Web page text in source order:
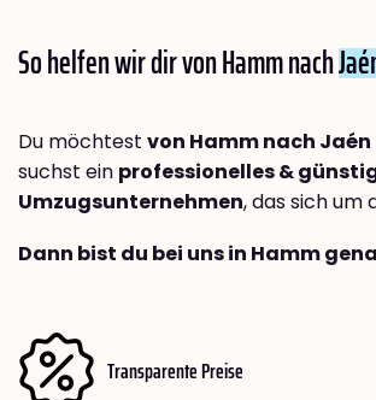
So helfen wir dir von Hamm nach
Du möchtest von Hamm nach Jaén
suchst ein professionelles &
Umzugsunternehmen, das sich um
Dann bist du bei uns in Hamm
Transparente Preise